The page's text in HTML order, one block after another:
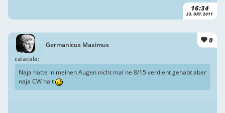
16:34
23. OKT. 2011
Germanicus Maximus
0
calacala:
Naja hätte in meinen Augen nicht mal ne 8/15 verdient gehabt aber
naja CW halt